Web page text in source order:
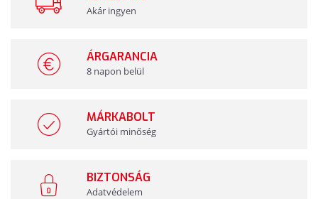
Akár ingyen
ÁRGARANCIA
8 napon belül
MÁRKABOLT
Gyártói minőség
BIZTONSÁG
Adatvédelem